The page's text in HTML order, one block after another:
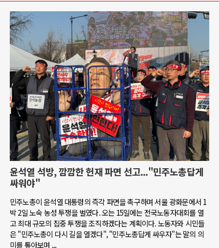
윤석열 석방, 깜깜한 헌재 파면 선고..."민주노총답게
싸워야"
민주노총이 윤석열 대통령의 즉각 파면을 촉구하며 서울 광화문에서 1
박 2일 노숙 농성 투쟁을 벌였다. 오는 15일에는 전국노동자대회를 열
고 최대 규모의 집중 투쟁을 조직하겠다는 계획이다. 노동자와 시민들
은 "민주노총이 다시 길을 열겠다", "민주노총답게 싸우자"는 말의 의
미를 톺아보며 ...